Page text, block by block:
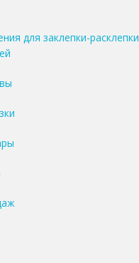
для заклепки-расклепки